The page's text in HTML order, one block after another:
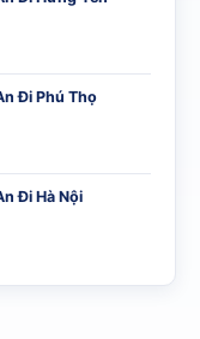
Đi Phú Thọ
Đi Hà Nội